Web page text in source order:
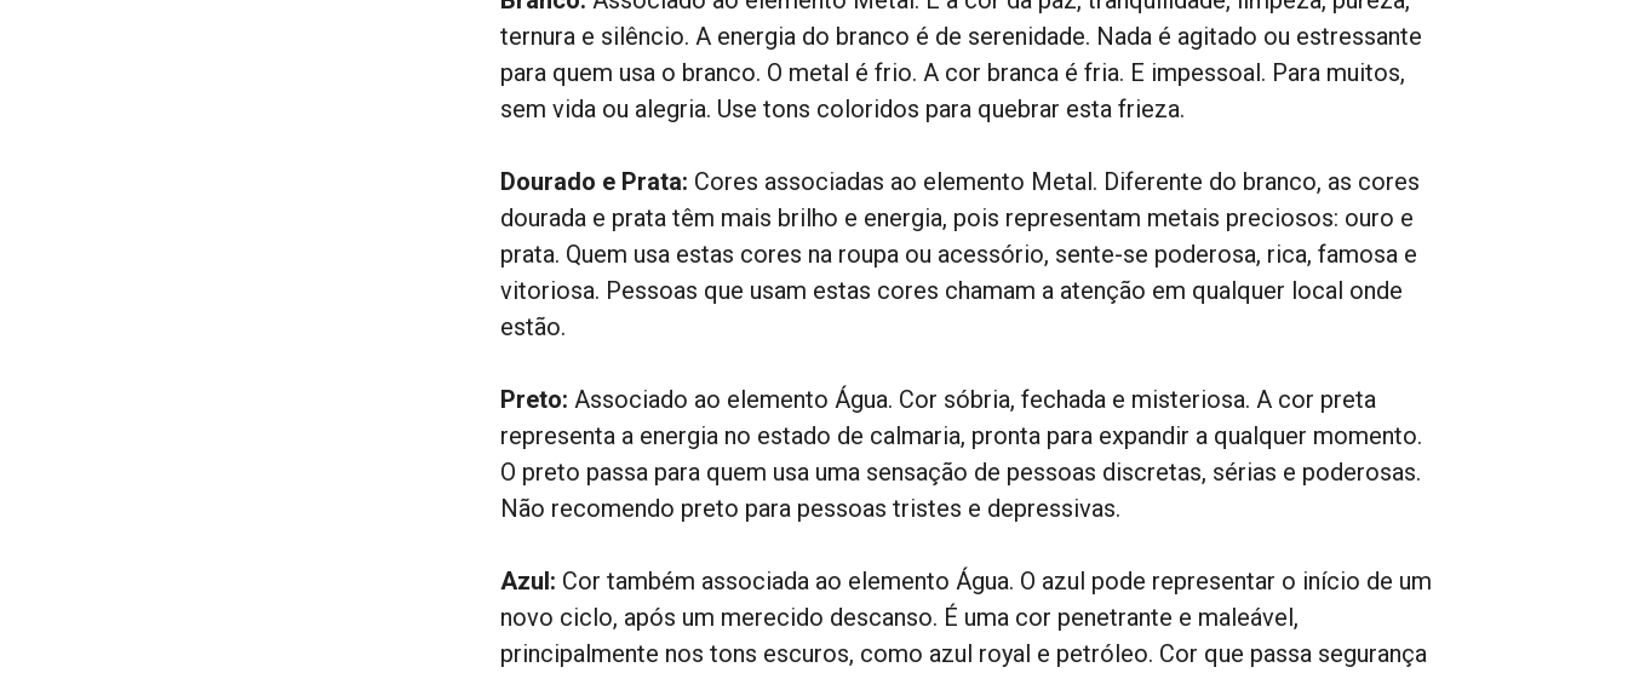
ternura e silêncio. A energia do branco é de serenidade. Nada é agitado ou estressante
para quem usa o branco. O metal é frio. A cor branca é fria. E impessoal. Para muitos,
sem vida ou alegria. Use tons coloridos para quebrar esta frieza.
Dourado e Prata: Cores associadas ao elemento Metal. Diferente do branco, as cores
dourada e prata têm mais brilho e energia, pois representam metais preciosos: ouro e
prata. Quem usa estas cores na roupa ou acessório, sente-se poderosa, rica, famosa e
vitoriosa. Pessoas que usam estas cores chamam a atenção em qualquer local onde
estão.
Preto: Associado ao elemento Água. Cor sóbria, fechada e misteriosa. A cor preta
representa a energia no estado de calmaria, pronta para expandir a qualquer momento.
O preto passa para quem usa uma sensação de pessoas discretas, sérias e poderosas.
Não recomendo preto para pessoas tristes e depressivas.
Azul: Cor também associada ao elemento Água. O azul pode representar o início de um
novo ciclo, após um merecido descanso. É uma cor penetrante e maleável,
principalmente nos tons escuros, como azul royal e petróleo. Cor que passa segurança